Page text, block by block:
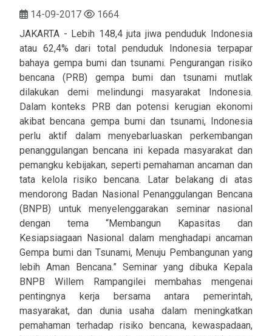
14-09-2017
1664
JAKARTA - Lebih 148,4 juta jiwa penduduk Indonesia
atau 62,4% dari total penduduk Indonesia terpapar
bahaya gempa bumi dan tsunami. Pengurangan risiko
bencana (PRB) gempa bumi dan tsunami mutlak
dilakukan demi melindungi masyarakat Indonesia.
Dalam konteks PRB dan potensi kerugian ekonomi
akibat bencana gempa bumi dan tsunami, Indonesia
perlu aktif dalam menyebarluaskan perkembangan
penanggulangan bencana ini kepada masyarakat dan
pemangku kebijakan, seperti pemahaman ancaman dan
tata kelola risiko bencana. Latar belakang di atas
mendorong Badan Nasional Penanggulangan Bencana
(BNPB) untuk menyelenggarakan seminar nasional
dengan tema “Membangun Kapasitas dan
Kesiapsiagaan Nasional dalam menghadapi ancaman
Gempa bumi dan Tsunami, Menuju Pembangunan yang
lebih Aman Bencana.” Seminar yang dibuka Kepala
BNPB Willem Rampangilei membahas mengenai
pentingnya kerja bersama antara pemerintah,
masyarakat, dan dunia usaha dalam meningkatkan
pemahaman terhadap risiko bencana, kewaspadaan,